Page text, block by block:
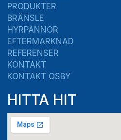
PRODUKTER
BRÄNSLE
HYRPANNOR
EFTERMARKNAD
REFERENSER
KONTAKT
KONTAKT OSBY
HITTA HIT